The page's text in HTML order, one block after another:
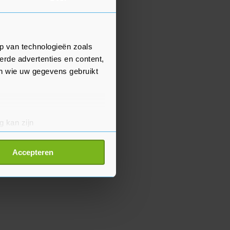
van technologieën zoals
advertenties en content,
wie uw gegevens gebruikt
kan zijn
detailgedeelte
Accepteren